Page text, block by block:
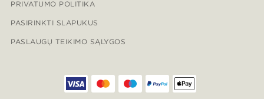
PRIVATUMO POLITIKA
PASIRINKTI SLAPUKUS
PASLAUGŲ TEIKIMO SĄLYGOS